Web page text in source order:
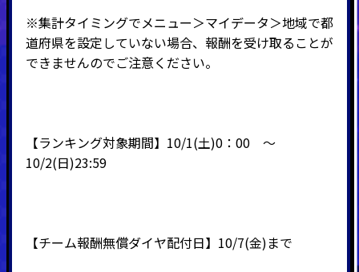
※集計タイミングでメニュー＞マイデータ＞地域で都
道府県を設定していない場合、報酬を受け取ることが
できませんのでご注意ください。
【ランキング対象期間】10/1(土)0：00 ～
10/2(日)23:59
【チーム報酬無償ダイヤ配付日】10/7(金)まで